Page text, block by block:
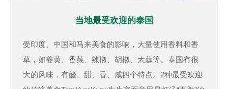
当地最受欢迎的泰国
受印度、中国和马来美食的影响，大量使用香料和香
草，如姜黄、香菜、辣椒、胡椒、大蒜等。泰国有很
大的风味，有酸、甜、香、咸四个特点。2种最受欢迎